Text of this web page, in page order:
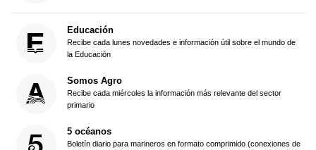
Educación
Recibe cada lunes novedades e información útil sobre el mundo de
la Educación
Somos Agro
Recibe cada miércoles la información más relevante del sector
primario
5 océanos
Boletín diario para marineros en formato comprimido (conexiones de